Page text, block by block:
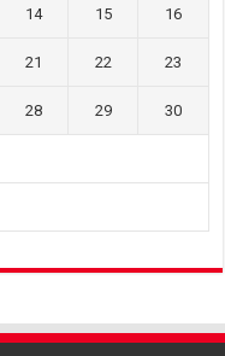
14 15 16
21 22 23
28 29 30